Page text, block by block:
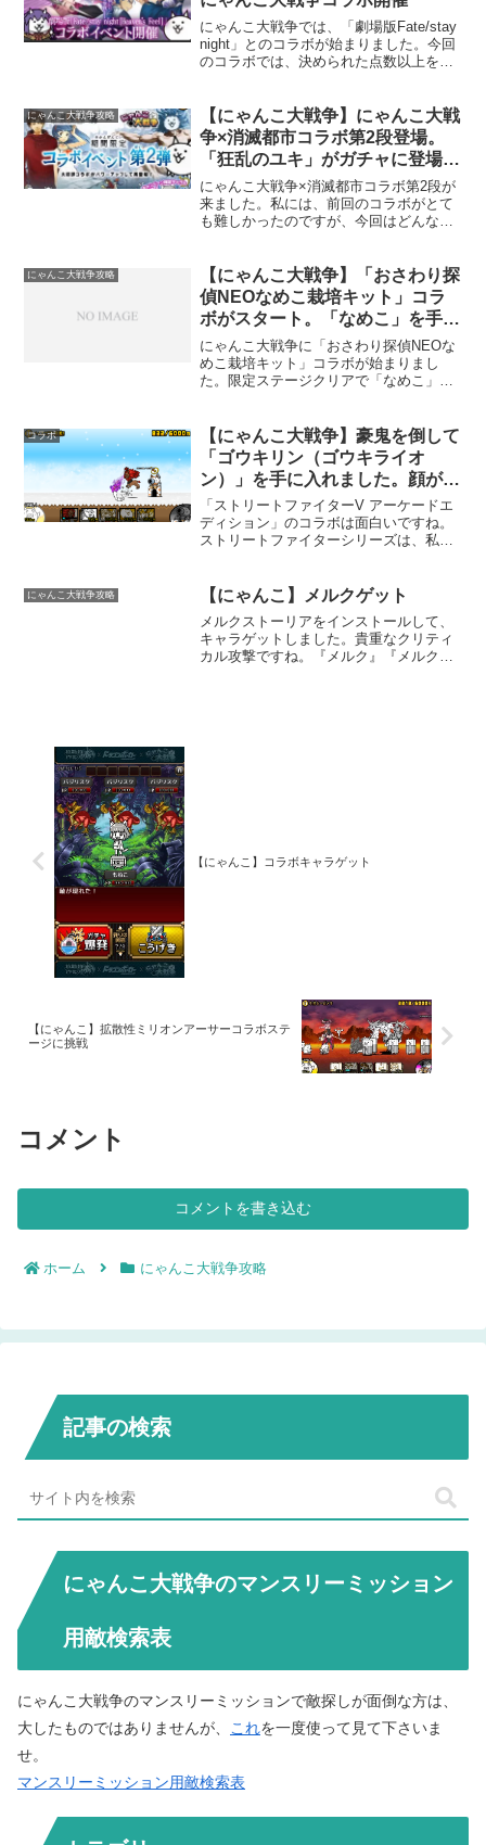
にゃんこ大戦争では、「劇場版Fate/stay
night」とのコラボが始まりました。今回
のコラボでは、決められた点数以上を獲
で日替わり」で対戦する敵が代わる曜日
ゲリラ...
にゃんこ大戦争攻略
【にゃんこ大戦争】にゃんこ大戦
争×消滅都市コラボ第2段登場。
「狂乱のユキ」がガチャに登場し
ました。
にゃんこ大戦争×消滅都市コラボ第2段が
来ました。私には、前回のコラボがとて
も難しかったのですが、今回はどんな感
した。コラボガチャには、「狂乱のユ
キ」が追加。能力は、赤...
にゃんこ大戦争攻略
【にゃんこ大戦争】「おさわり探
偵NEOなめこ栽培キット」コラ
ボがスタート。「なめこ」を手に
入れました。
にゃんこ大戦争に「おさわり探偵NEOな
めこ栽培キット」コラボが始まりまし
た。限定ステージクリアで「なめこ」が
定キャラとアイテムが貰えます。私は
「要塞なめこ」が気になりま...
コラボ
【にゃんこ大戦争】豪鬼を倒して
「ゴウキリン（ゴウキライオ
ン）」を手に入れました。顔が怖
いです。
「ストリートファイターV アーケードエ
ディション」のコラボは面白いですね。
ストリートファイターシリーズは、私が
拳や波動拳を見られるとは思いもしませ
にゃんこ大戦争攻略 【にゃんこ】メルクゲット
メルクストーリアをインストールして、
キャラゲットしました。貴重なクリティ
カル攻撃ですね。『メルク』『メルク
【にゃんこ】コラボキャラゲット
【にゃんこ】拡散性ミリオンアーサーコラボステ
ージに挑戦
コメント
コメントを書き込む
ホーム にゃんこ大戦争攻略
記事の検索
にゃんこ大戦争のマンスリーミッション
用敵検索表
にゃんこ大戦争のマンスリーミッションで敵探しが面倒な方は、
大したものではありませんが、
これを一度使って見て下さいま
せ。
マンスリーミッション用敵検索表